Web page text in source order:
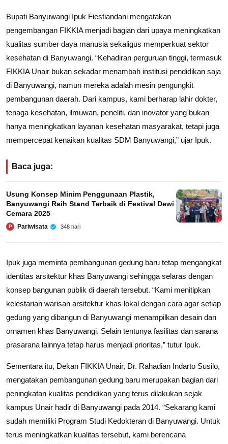
Bupati Banyuwangi Ipuk Fiestiandani mengatakan
pengembangan FIKKIA menjadi bagian dari upaya meningkatkan
kualitas sumber daya manusia sekaligus memperkuat sektor
kesehatan di Banyuwangi. “Kehadiran perguruan tinggi, termasuk
FIKKIA Unair bukan sekadar menambah institusi pendidikan saja
di Banyuwangi, namun mereka adalah mesin pengungkit
pembangunan daerah. Dari kampus, kami berharap lahir dokter,
tenaga kesehatan, ilmuwan, peneliti, dan inovator yang bukan
hanya meningkatkan layanan kesehatan masyarakat, tetapi juga
mempercepat kenaikan kualitas SDM Banyuwangi,” ujar Ipuk.
Baca juga:
Usung Konsep Minim Penggunaan Plastik,
Banyuwangi Raih Stand Terbaik di Festival Dewi
Cemara 2025
P Pariwisata 348 hari
Ipuk juga meminta pembangunan gedung baru tetap mengangkat
identitas arsitektur khas Banyuwangi sehingga selaras dengan
konsep bangunan publik di daerah tersebut. “Kami menitipkan
kelestarian warisan arsitektur khas lokal dengan cara agar setiap
gedung yang dibangun di Banyuwangi menampilkan desain dan
ornamen khas Banyuwangi. Selain tentunya fasilitas dan sarana
prasarana lainnya tetap harus menjadi prioritas,” tutur Ipuk.
Sementara itu, Dekan FIKKIA Unair, Dr. Rahadian Indarto Susilo,
mengatakan pembangunan gedung baru merupakan bagian dari
peningkatan kualitas pendidikan yang terus dilakukan sejak
kampus Unair hadir di Banyuwangi pada 2014. “Sekarang kami
sudah memiliki Program Studi Kedokteran di Banyuwangi. Untuk
terus meningkatkan kualitas tersebut, kami berencana